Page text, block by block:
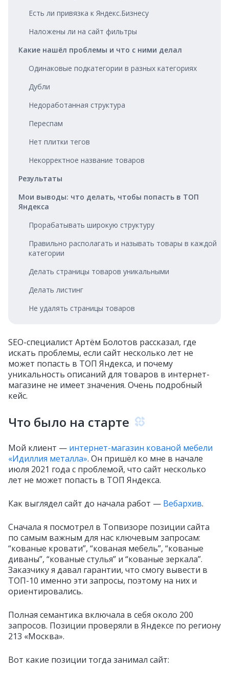
Есть ли привязка к Яндекс.Бизнесу
Наложены ли на сайт фильтры
Какие нашёл проблемы и что с ними делал
Одинаковые подкатегории в разных категориях
Дубли
Недоработанная структура
Переспам
Нет плитки тегов
Некорректное название товаров
Результаты
Мои выводы: что делать, чтобы попасть в ТОП
Яндекса
Прорабатывать широкую структуру
Правильно располагать и называть товары в каждой
категории
Делать страницы товаров уникальными
Делать листинг
Не удалять страницы товаров
SEO-специалист Артём Болотов рассказал, где
искать проблемы, если сайт несколько лет не
может попасть в ТОП Яндекса, и почему
уникальность описаний для товаров в интернет-
магазине не имеет значения. Очень подробный
кейс.
Что было на старте
Мой клиент — интернет-магазин кованой мебели
«Идиллия металла». Он пришёл ко мне в начале
июля 2021 года с проблемой, что сайт несколько
лет не может попасть в ТОП Яндекса.
Как выглядел сайт до начала работ — Вебархив.
Сначала я посмотрел в Топвизоре позиции сайта
по самым важным для нас ключевым запросам:
“кованые кровати”, “кованая мебель”, “кованые
диваны”, “кованые стулья” и “кованые зеркала”.
Заказчику я давал гарантии, что смогу вывести в
ТОП-10 именно эти запросы, поэтому на них и
ориентировались.
Полная семантика включала в себя около 200
запросов. Позиции проверяли в Яндексе по региону
213 «Москва».
Вот какие позиции тогда занимал сайт: